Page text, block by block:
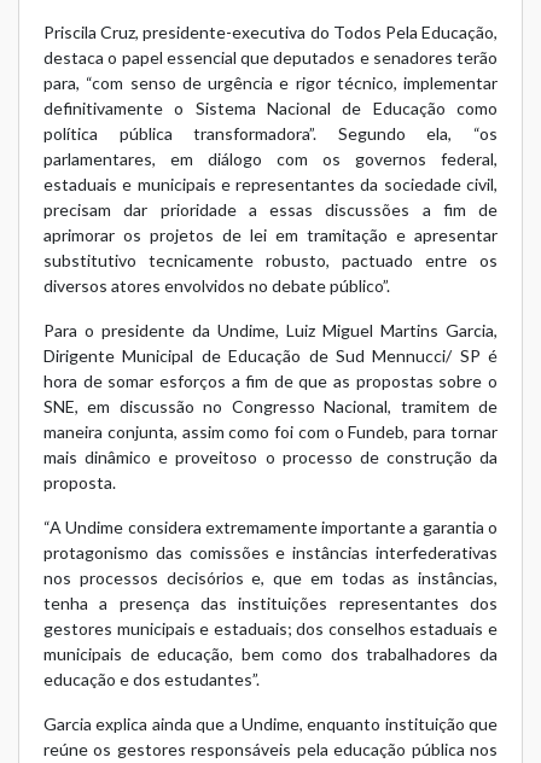
Priscila Cruz, presidente-executiva do Todos Pela Educação,
destaca o papel essencial que deputados e senadores terão
para, “com senso de urgência e rigor técnico, implementar
definitivamente o Sistema Nacional de Educação como
política pública transformadora”. Segundo ela, “os
parlamentares, em diálogo com os governos federal,
estaduais e municipais e representantes da sociedade civil,
precisam dar prioridade a essas discussões a fim de
aprimorar os projetos de lei em tramitação e apresentar
substitutivo tecnicamente robusto, pactuado entre os
diversos atores envolvidos no debate público”.
Para o presidente da Undime, Luiz Miguel Martins Garcia,
Dirigente Municipal de Educação de Sud Mennucci/ SP é
hora de somar esforços a fim de que as propostas sobre o
SNE, em discussão no Congresso Nacional, tramitem de
maneira conjunta, assim como foi com o Fundeb, para tornar
mais dinâmico e proveitoso o processo de construção da
proposta.
“A Undime considera extremamente importante a garantia o
protagonismo das comissões e instâncias interfederativas
nos processos decisórios e, que em todas as instâncias,
tenha a presença das instituições representantes dos
gestores municipais e estaduais; dos conselhos estaduais e
municipais de educação, bem como dos trabalhadores da
educação e dos estudantes”.
Garcia explica ainda que a Undime, enquanto instituição que
reúne os gestores responsáveis pela educação pública nos